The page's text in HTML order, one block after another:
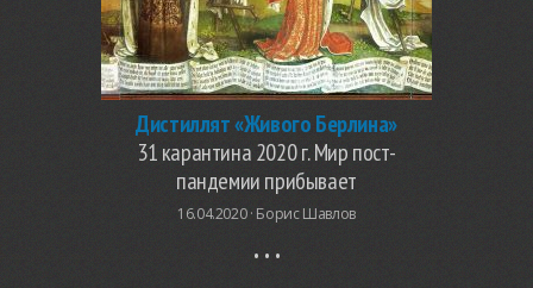
Дистиллят «Живого Берлина»
31 карантина 2020 г. Мир пост-
пандемии прибывает
16.04.2020 · Борис Шавлов